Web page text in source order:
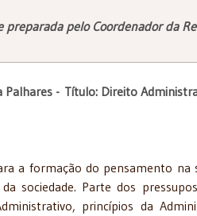
preparada pelo Coordenador da
Palhares - Título: Direito
a formação do pensamento
sociedade. Parte dos
princípios da